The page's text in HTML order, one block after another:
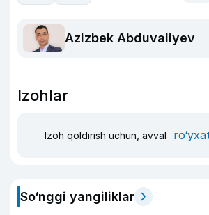
Azizbek Abduvaliyev
Izohlar
Izoh qoldirish uchun, avval
So‘nggi yangiliklar